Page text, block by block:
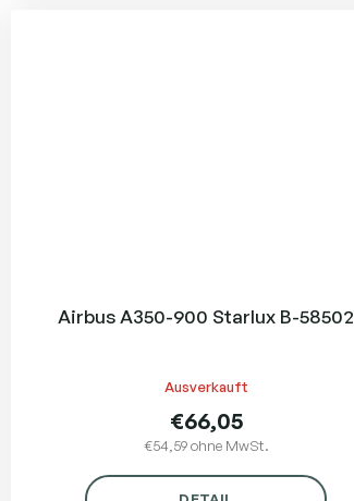
Airbus A350-900 Starlux B-58502
Ausverkauft
€54,59 ohne MwSt.
€66,05